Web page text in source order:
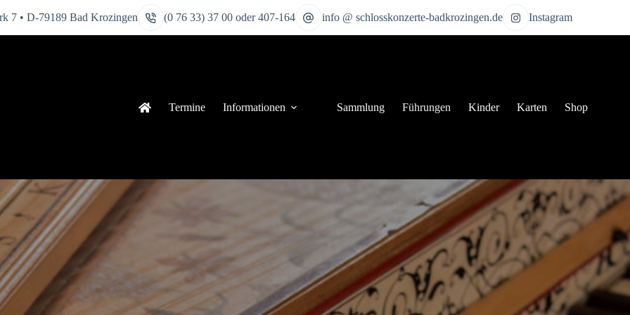
7 • D-79189 Bad Krozingen (0 76 33) 37 00 oder 407-164 info @ schlosskonzerte-badkrozingen.de Instagram
Termine Informationen Sammlung Führungen Kinder Karten Shop